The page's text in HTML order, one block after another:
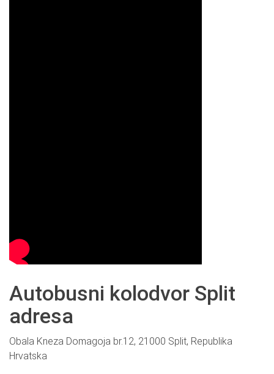
Autobusni kolodvor Split
adresa
Obala Kneza Domagoja br.12, 21000 Split, Republika
Hrvatska